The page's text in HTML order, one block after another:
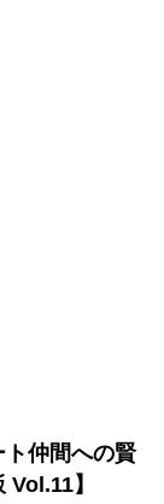
ト仲間への賢
】